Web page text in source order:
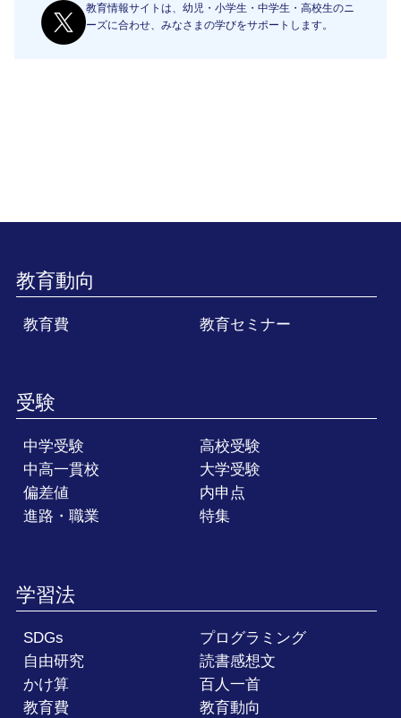
教育情報サイトは、幼児・小学生・中学生・高校生のニ
ーズに合わせ、みなさまの学びをサポートします。
教育動向
教育費 教育セミナー
受験
中学受験
高校受験
中高一貫校
大学受験
偏差値
内申点
進路・職業
特集
学習法
SDGs
プログラミング
自由研究
読書感想文
かけ算
百人一首
教育費
教育動向